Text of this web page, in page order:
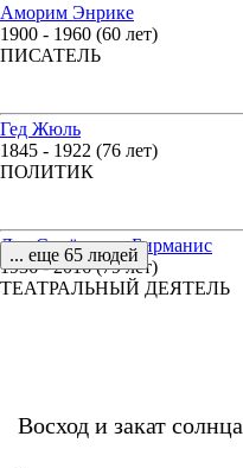
Аморим Энрике
1900 - 1960 (60 лет)
ПИСАТЕЛЬ
Гед Жюль
1845 - 1922 (76 лет)
ПОЛИТИК
Лев Семёнович Бирманис
1936 - 2016 (79 лет)
ТЕАТРАЛЬНЫЙ ДЕЯТЕЛЬ
... еще 65 людей
Восход и закат солнца